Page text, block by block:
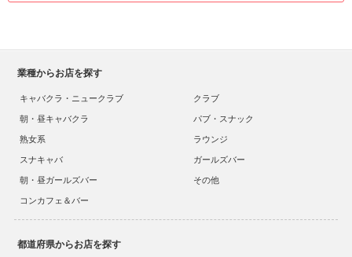
業種からお店を探す
キャバクラ・ニュークラブ
クラブ
朝・昼キャバクラ
パブ・スナック
熟女系
ラウンジ
スナキャバ
ガールズバー
朝・昼ガールズバー
その他
コンカフェ＆バー
都道府県からお店を探す